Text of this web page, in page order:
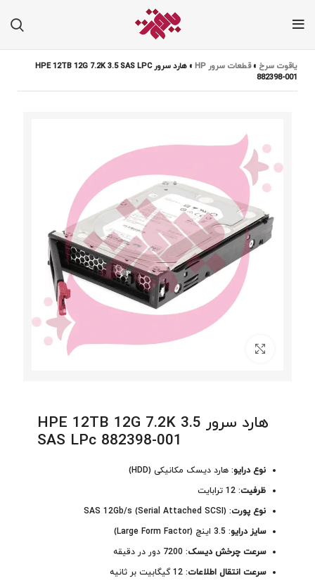
یاقوت سرخ »قطعات سرور HP »
هارد سرور HPE 12TB 12G 7.2K 3.5 SAS LPC
882398-001
برای بزرگنمایی کلیک کنید
هارد سرور HPE 12TB 12G 7.2K 3.5
SAS LPc 882398-001
نوع درایو: هارد دیسک مکانیکی (HDD)
ظرفیت: 12 ترابایت
نوع پورت: SAS 12Gb/s (Serial Attached SCSI)
سایز درایو: 3.5 اینچ (Large Form Factor)
سرعت چرخش دیسک: 7200 دور در دقیقه
سرعت انتقال اطلاعات: 12 گیگابیت بر ثانیه